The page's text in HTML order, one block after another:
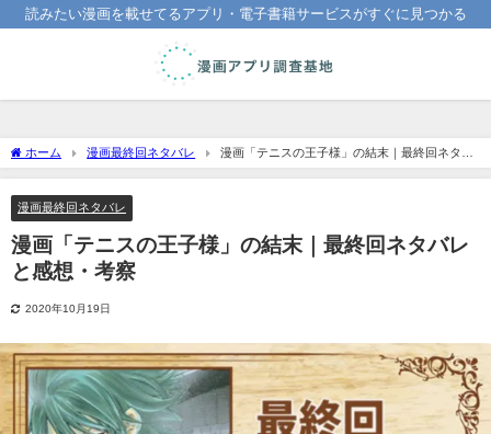
読みたい漫画を載せてるアプリ・電子書籍サービスがすぐに見つかる
ホーム 漫画最終回ネタバレ
漫画「テニスの王子様」の結末｜最終回ネタバ
レと感想・考察
漫画最終回ネタバレ
漫画「テニスの王子様」の結末｜最終回ネタバレ
と感想・考察
2020年10月19日